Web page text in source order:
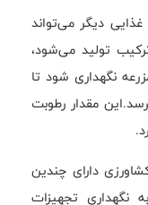
دیگر می‌تواند
تولید می‌شود،
نگهداری شود تا
مناسب ۶۰-۶۵ درصد برسد.این مقدار رطوبت
دارای چندین
نگهداری تجهیزات